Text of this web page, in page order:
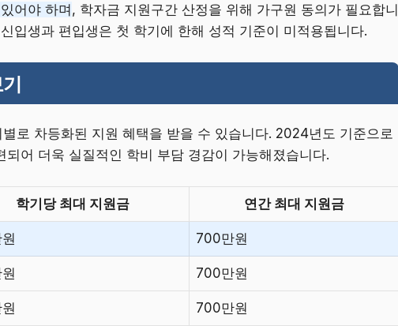
어야 하며 , 학자금 지원구간 산정을 위해 가구원 동의가 필요합니
입생과 편입생은 첫 학기에 한해 성적 기준이 미적용됩니다.
로 차등화된 지원 혜택을 받을 수 있습니다. 2024년도 기준으로
어 더욱 실질적인 학비 부담 경감이 가능해졌습니다.
학기당 최대 지원금 연간 최대 지원금
700만원
700만원
700만원